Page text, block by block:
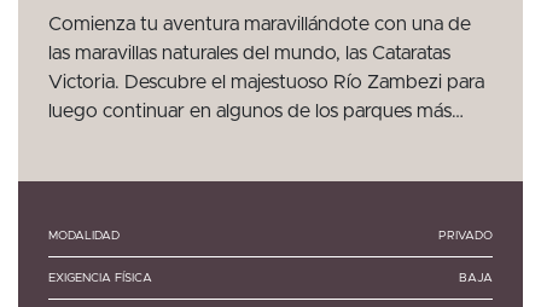
Comienza tu aventura maravillándote con una de
las maravillas naturales del mundo, las Cataratas
Victoria. Descubre el majestuoso Río Zambezi para
luego continuar en algunos de los parques más…
MODALIDAD PRIVADO
EXIGENCIA FÍSICA BAJA